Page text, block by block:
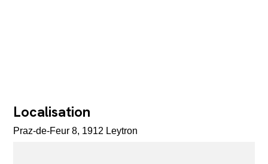
Localisation
Praz-de-Feur 8, 1912 Leytron